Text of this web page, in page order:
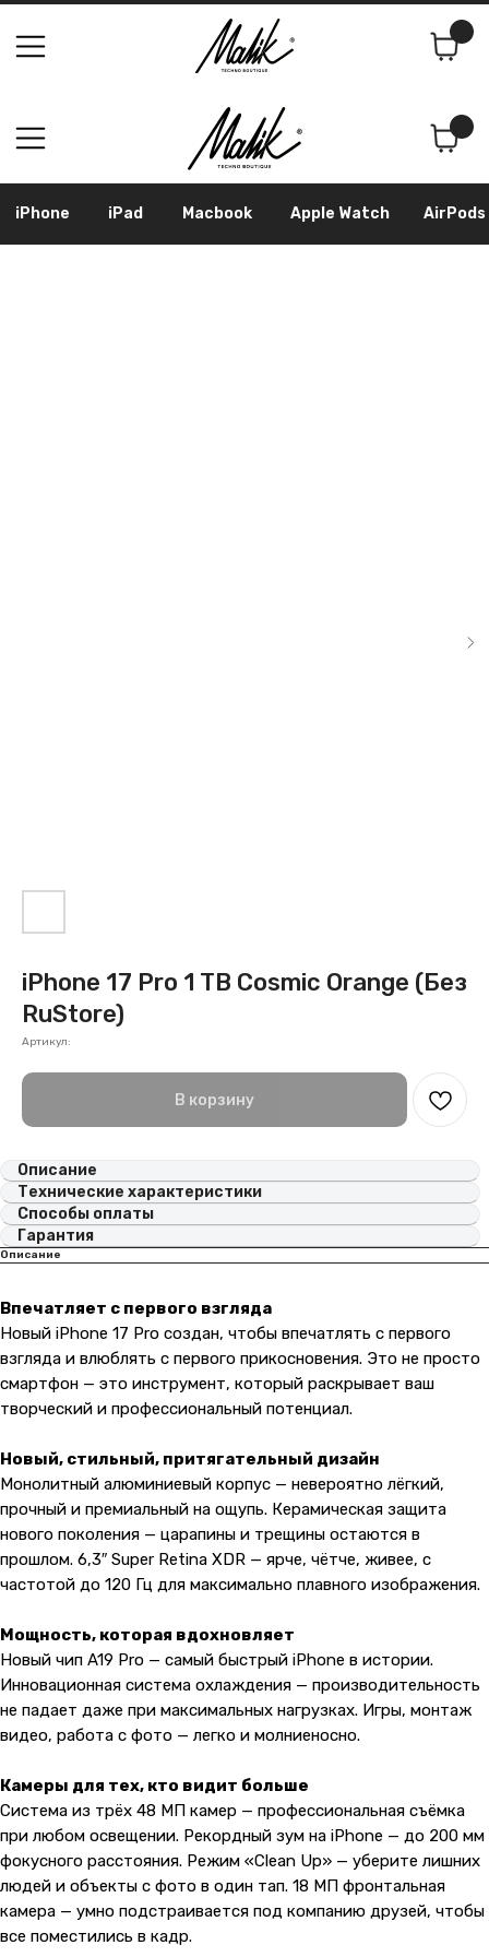
Поиск
iPhone Apple Watch
iPhone 17 Pro 1 TB Cosmic Orange (Без
RuStore)
Артикул:
В корзину
Описание
Технические характеристики
Способы оплаты
Гарантия
Описание
Впечатляет с первого взгляда
Новый iPhone 17 Pro создан, чтобы впечатлять с первого
взгляда и влюблять с первого прикосновения. Это не просто
смартфон — это инструмент, который раскрывает ваш
творческий и профессиональный потенциал.
Новый, стильный, притягательный дизайн
Монолитный алюминиевый корпус — невероятно лёгкий,
прочный и премиальный на ощупь. Керамическая защита
нового поколения — царапины и трещины остаются в
прошлом. 6,3″ Super Retina XDR — ярче, чётче, живее, с
частотой до 120 Гц для максимально плавного изображения.
Мощность, которая вдохновляет
Новый чип A19 Pro — самый быстрый iPhone в истории.
Инновационная система охлаждения — производительность
не падает даже при максимальных нагрузках. Игры, монтаж
видео, работа с фото — легко и молниеносно.
Камеры для тех, кто видит больше
Система из трёх 48 МП камер — профессиональная съёмка
при любом освещении. Рекордный зум на iPhone — до 200 мм
фокусного расстояния. Режим «Clean Up» — уберите лишних
людей и объекты с фото в один тап. 18 МП фронтальная
камера — умно подстраивается под компанию друзей, чтобы
все поместились в кадр.